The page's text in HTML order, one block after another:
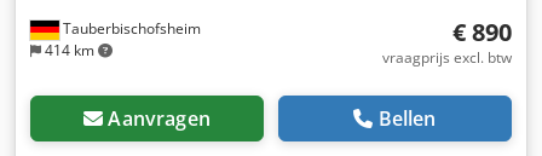
Tauberbischofsheim
414 km
€ 890
vraagprijs excl. btw
Aanvragen Bellen